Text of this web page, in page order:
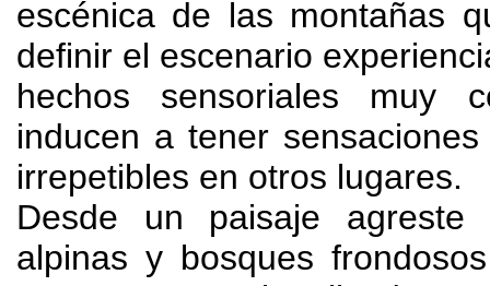
escénica de las montañas
definir el escenario
hechos sensoriales muy
inducen a tener
irrepetibles en otros lugares.
Desde un paisaje agreste
alpinas y bosques